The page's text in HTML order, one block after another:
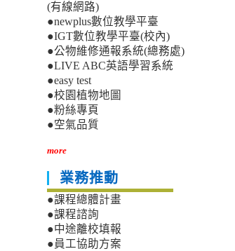
(有線網路)
●newplus數位教學平臺
●IGT數位教學平臺(校內)
●公物維修通報系統(總務處)
●LIVE ABC英語學習系統
●easy test
●校園植物地圖
●粉絲專頁
●空氣品質
more
業務推動
●課程總體計畫
●課程諮詢
●中途離校填報
●員工協助方案